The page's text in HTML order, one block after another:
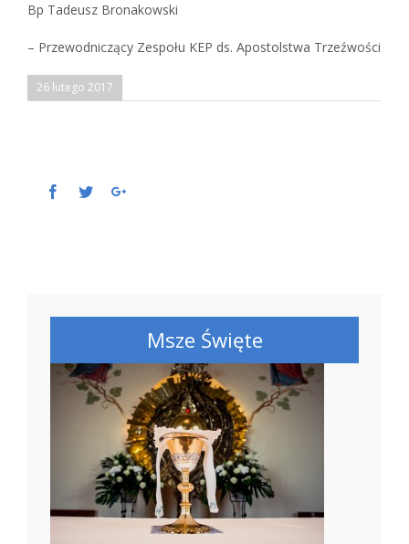
Bp Tadeusz Bronakowski
– Przewodniczący Zespołu KEP ds. Apostolstwa Trzeźwości
26 lutego 2017
Facebook
TwitterGoogle+
Msze Święte